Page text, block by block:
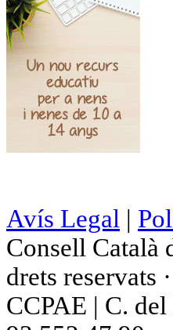
Avís Legal |
Consell Català
drets reservats ·
CCPAE | C.